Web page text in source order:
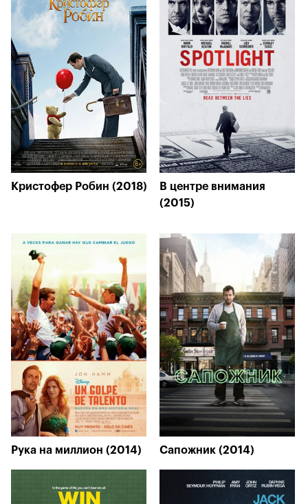
Кристофер Робин (2018)
В центре внимания
(2015)
Рука на миллион (2014) Сапожник (2014)